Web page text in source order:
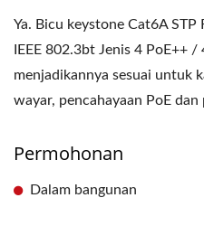
Ya. Bicu keystone Cat6A
IEEE 802.3bt Jenis 4 PoE++
menjadikannya sesuai untuk
wayar, pencahayaan PoE
Permohonan
Dalam bangunan